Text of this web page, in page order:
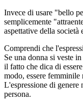
Invece di usare "bello
semplicemente
aspettative della società
Comprendi che
Se una donna si veste
il fatto che dica di
modo, essere femminile
L'espressione di genere
persona.